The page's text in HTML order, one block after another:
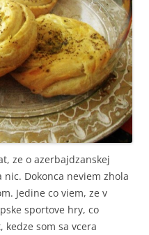
ze o azerbajdzanskej
Dokonca neviem zhola
Jedine co viem, ze v
sportove hry, co
som sa vcera